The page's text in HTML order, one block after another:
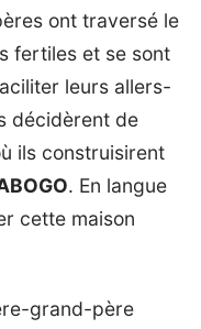
ont traversé le
fertiles et se sont
leurs allers-
décidèrent de
ils construisirent
. En langue
cette maison
grand-père